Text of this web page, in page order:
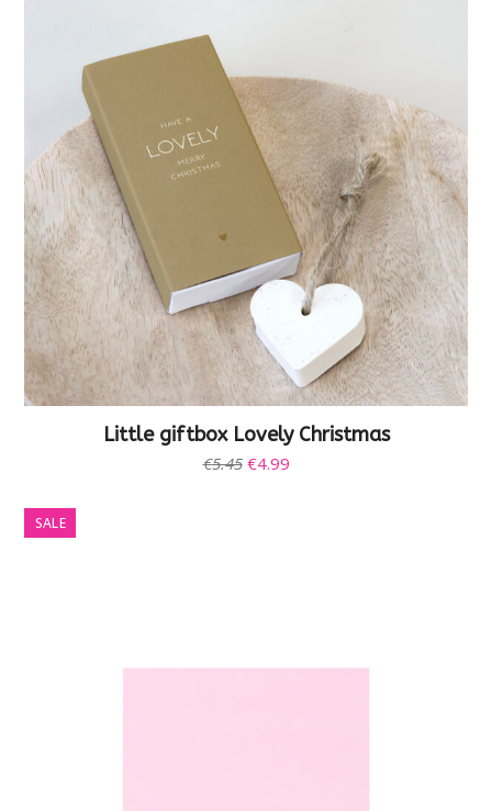
Little giftbox Lovely Christmas
€5.45 Oorspronkelijke
€4.99Huidige
SALE